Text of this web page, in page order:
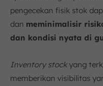
pengecekan fisik stok
dan meminimalisir
dan kondisi nyata di
Inventory stockyang
memberikan visibilitas